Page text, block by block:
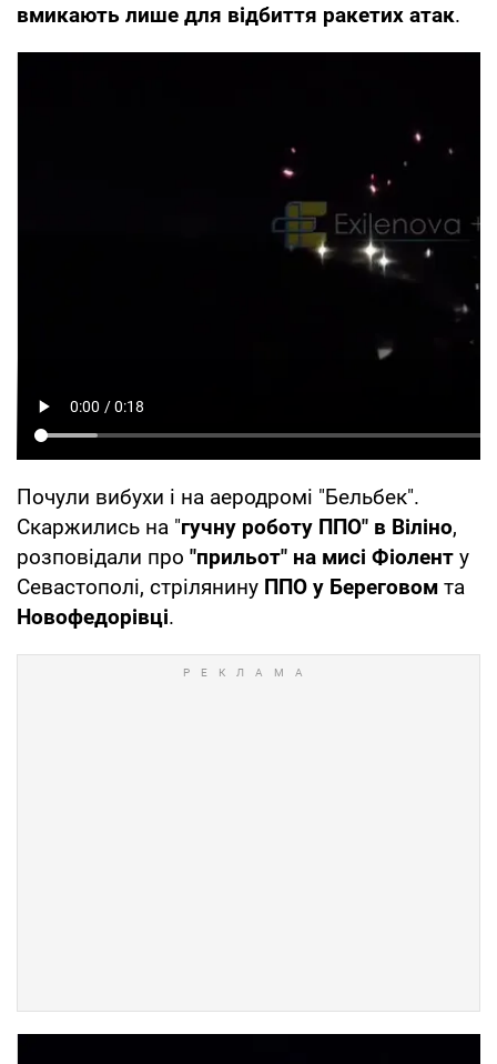
вмикають лише для відбиття ракетих атак.
Почули вибухи і на аеродромі "Бельбек".
Скаржились на "гучну роботу ППО" в Віліно,
розповідали про "прильот" на мисі Фіолент у
Севастополі, стрілянину ППО у Береговом та
Новофедорівці.